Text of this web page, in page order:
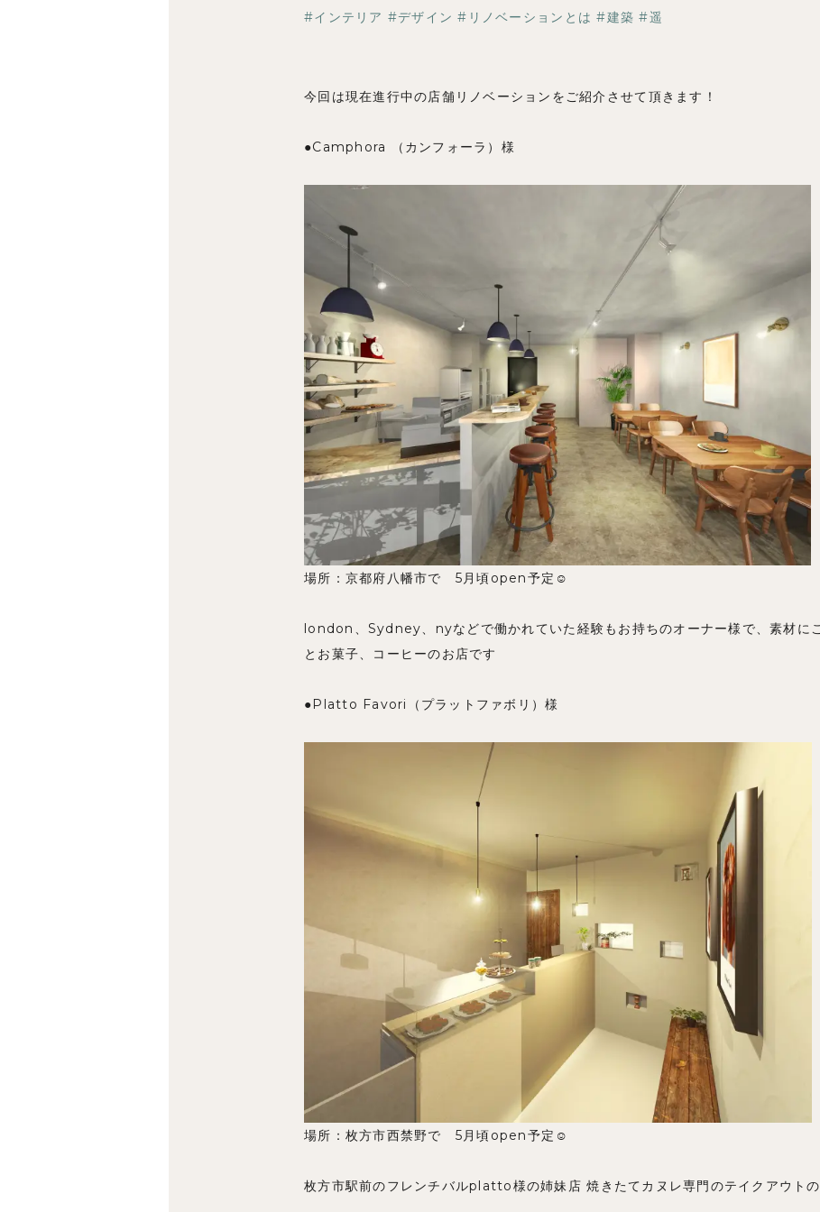
ブログ
インテリア デザイン リノベーションとは 建築 遥
今回は現在進行中の店舗リノベーションをご紹介させて頂きます！
●Camphora （カンフォーラ）様
場所：京都府八幡市で 5月頃open予定☺️
london、Sydney、nyなどで働かれていた経験もお持ちのオーナー様で、素材に
とお菓子、コーヒーのお店です
●Platto Favori（プラットファボリ）様
場所：枚方市西禁野で 5月頃open予定☺️
枚方市駅前のフレンチバルplatto様の姉妹店 焼きたてカヌレ専門のテイクアウトの